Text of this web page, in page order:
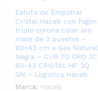
Estufa de Empotrar
Cristal Haceb con fogón
triple corona color oro
mate de 3 puestos –
60×43 cm a Gas Natural
Negra – CUB TO ORO 3C
60-43 CRISTAL HF 3Q
GN – Logística Haceb
Marca: Haceb